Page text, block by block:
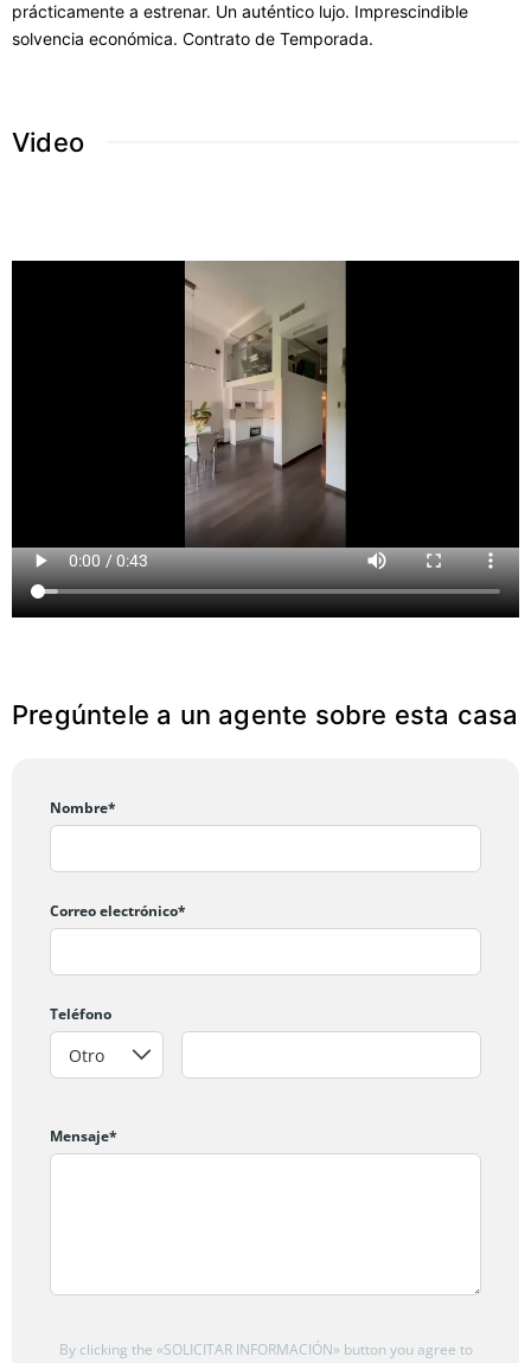
prácticamente a estrenar. Un auténtico lujo. Imprescindible
solvencia económica. Contrato de Temporada.
Video
Pregúntele a un agente sobre esta casa
Nombre*
Correo electrónico*
Teléfono
Mensaje*
By clicking the «SOLICITAR INFORMACIÓN» button you agree to